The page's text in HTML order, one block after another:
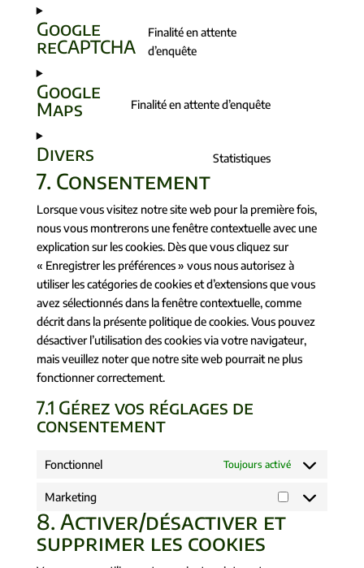
Google
reCAPTCHA
Finalité en attente
d’enquête
Google
Maps Finalité en attente d’enquête
Divers Statistiques
7. Consentement
Lorsque vous visitez notre site web pour la première fois,
nous vous montrerons une fenêtre contextuelle avec une
explication sur les cookies. Dès que vous cliquez sur
« Enregistrer les préférences » vous nous autorisez à
utiliser les catégories de cookies et d’extensions que vous
avez sélectionnés dans la fenêtre contextuelle, comme
décrit dans la présente politique de cookies. Vous pouvez
désactiver l’utilisation des cookies via votre navigateur,
mais veuillez noter que notre site web pourrait ne plus
fonctionner correctement.
7.1 Gérez vos réglages de
consentement
Fonctionnel Toujours activé
Marketing
8. Activer/désactiver et
supprimer les cookies